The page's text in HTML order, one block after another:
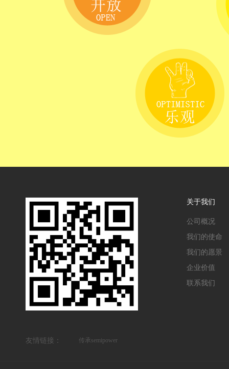
关于我们
公司概况
我们的使命
我们的愿景
企业价值
联系我们
友情链接： 传承semipower